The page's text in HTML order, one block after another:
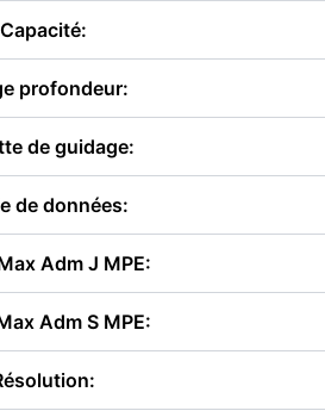
Capacité:
profondeur:
de guidage:
de données:
Adm J MPE:
Adm S MPE: